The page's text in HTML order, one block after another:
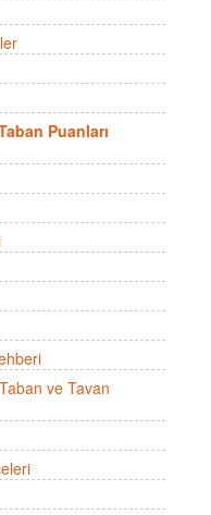
Puanları
ve Tavan